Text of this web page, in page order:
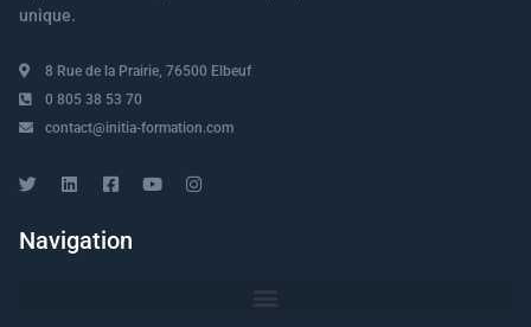
unique.
8 Rue de la Prairie, 76500 Elbeuf
0 805 38 53 70
contact@initia-formation.com
Navigation